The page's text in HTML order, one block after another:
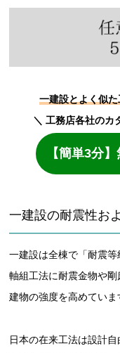
一建設とよく似
＼ 工務店各社のカ
【簡単3分
一建設の耐震性お
一建設は全棟で「耐震
軸組工法に耐震金物や
建物の強度を高めていま
日本の在来工法は設計